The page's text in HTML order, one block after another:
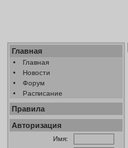
Главная
•
Главная
•
Новости
•
Форум
•
Расписание
Правила
Авторизация
Имя: